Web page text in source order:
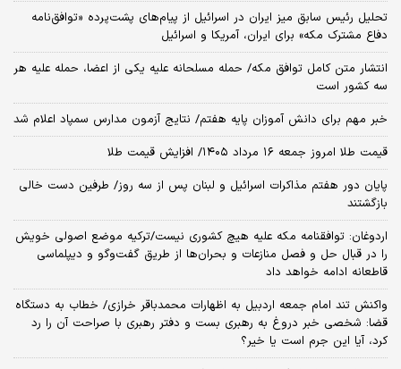
تحلیل رئیس سابق میز ایران در اسرائیل از پیام‌های پشت‌پرده «توافق‌نامه
دفاع مشترک مکه» برای ایران، آمریکا و اسرائیل
انتشار متن کامل توافق مکه/ حمله مسلحانه علیه یکی از اعضا، حمله علیه هر
سه کشور است
خبر مهم برای دانش آموزان پایه هفتم/ نتایج آزمون مدارس سمپاد اعلام شد
قیمت طلا امروز جمعه ۱۶ مرداد ۱۴۰۵/ افزایش قیمت طلا
پایان دور هفتم مذاکرات اسرائیل و لبنان پس از سه روز/ طرفین دست خالی
بازگشتند
اردوغان: توافقنامه مکه علیه هیچ کشوری نیست/ترکیه موضع اصولی خویش
را در قبال حل و فصل منازعات و بحران‌ها از طریق گفت‌وگو و دیپلماسی
قاطعانه ادامه خواهد داد
واکنش تند امام جمعه اردبیل به اظهارات محمدباقر خرازی/ خطاب به دستگاه
قضا: شخصی خبر دروغ به رهبری بست و دفتر رهبری با صراحت آن را رد
کرد، آیا این جرم است یا خیر؟